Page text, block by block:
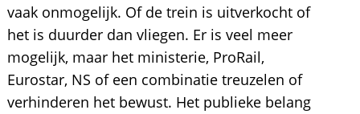
vaak onmogelijk. Of de trein is uitverkocht of
het is duurder dan vliegen. Er is veel meer
mogelijk, maar het ministerie, ProRail,
Eurostar, NS of een combinatie treuzelen of
verhinderen het bewust. Het publieke belang